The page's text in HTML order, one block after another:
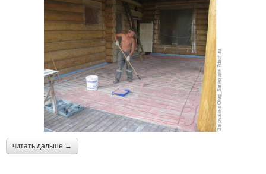
читать дальше →